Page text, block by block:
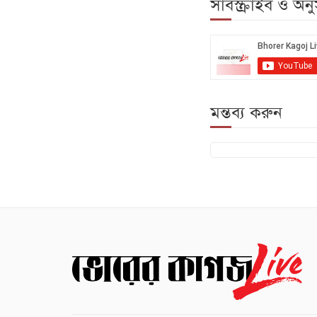
সাবস্ক্রাইব ও
মন্তব্য করুন